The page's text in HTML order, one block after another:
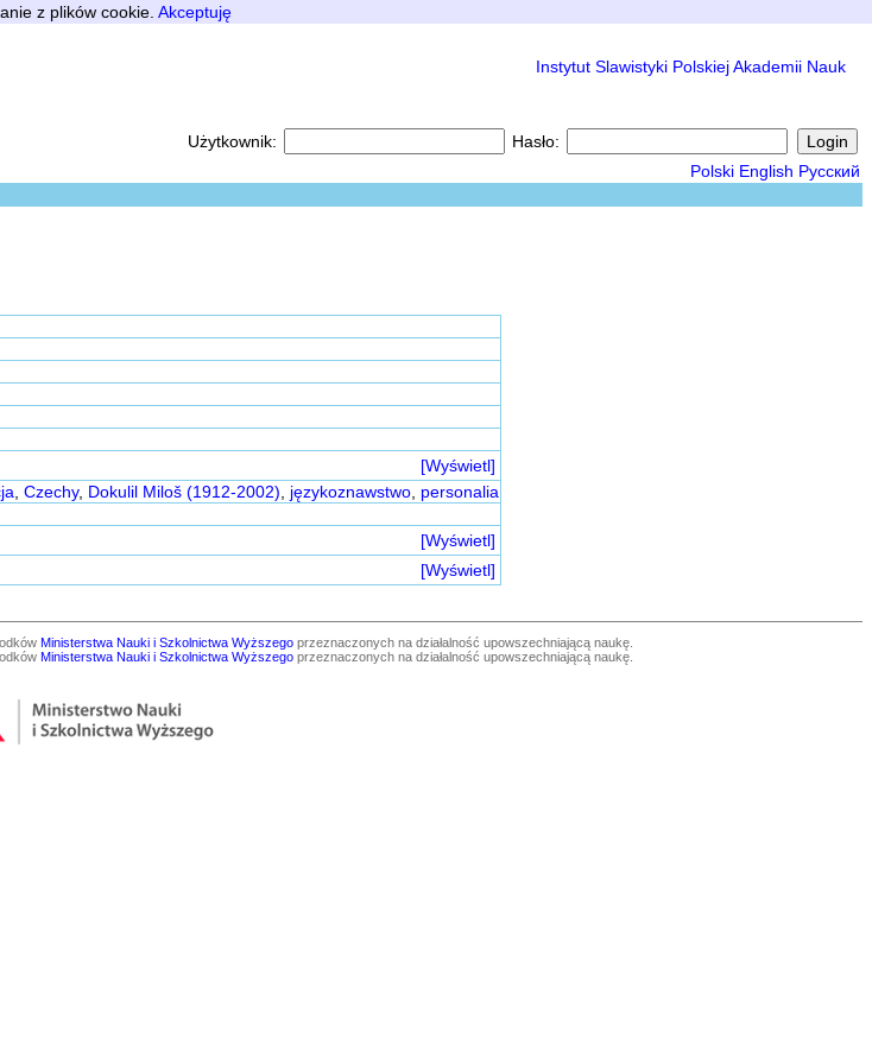
z plików cookie. Akceptuję
Instytut Slawistyki Polskiej Akademii Nauk
Użytkownik:
Hasło:
Polski English Русский
[Wyświetl]
, Czechy, Dokulil Miloš (1912-2002), językoznawstwo, personalia
[Wyświetl]
[Wyświetl]
Ministerstwa Nauki i Szkolnictwa Wyższegoprzeznaczonych na działalność upowszechniającą naukę.
Ministerstwa Nauki i Szkolnictwa Wyższegoprzeznaczonych na działalność upowszechniającą naukę.